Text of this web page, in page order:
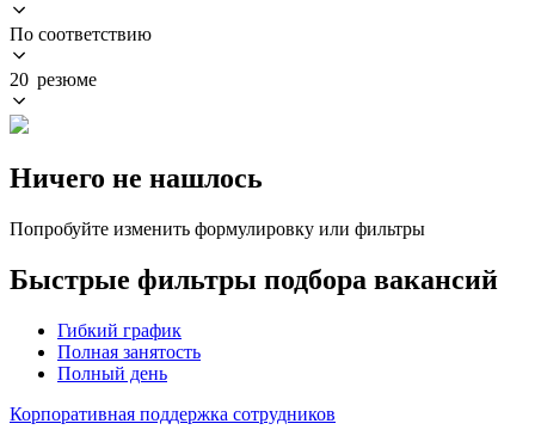
По соответствию
20 резюме
Ничего не нашлось
Попробуйте изменить формулировку или фильтры
Быстрые фильтры подбора вакансий
Гибкий график
Полная занятость
Полный день
Корпоративная поддержка сотрудников